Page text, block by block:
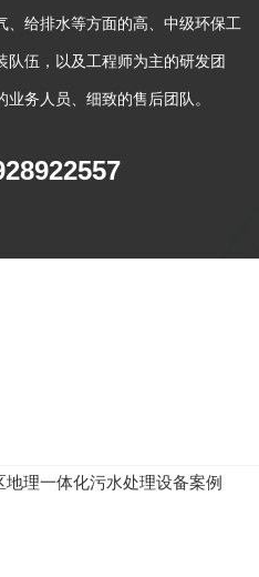
、给排水等方面的高、中级环保工
队伍，以及工程师为主的研发团
务人员、细致的售后团队。